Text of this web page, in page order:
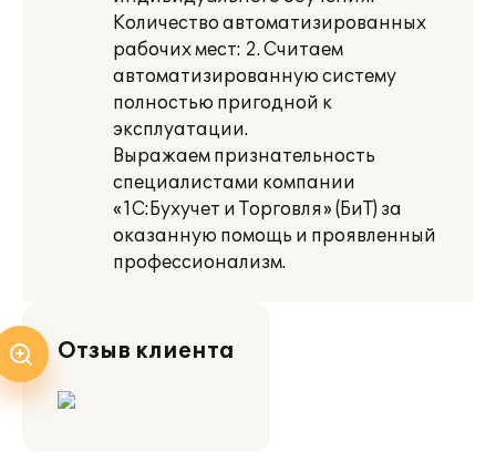
Количество автоматизированных
рабочих мест: 2. Считаем
автоматизированную систему
полностью пригодной к
эксплуатации.
Выражаем признательность
специалистами компании
«1С:Бухучет и Торговля» (БиТ) за
оказанную помощь и проявленный
профессионализм.
Отзыв клиента